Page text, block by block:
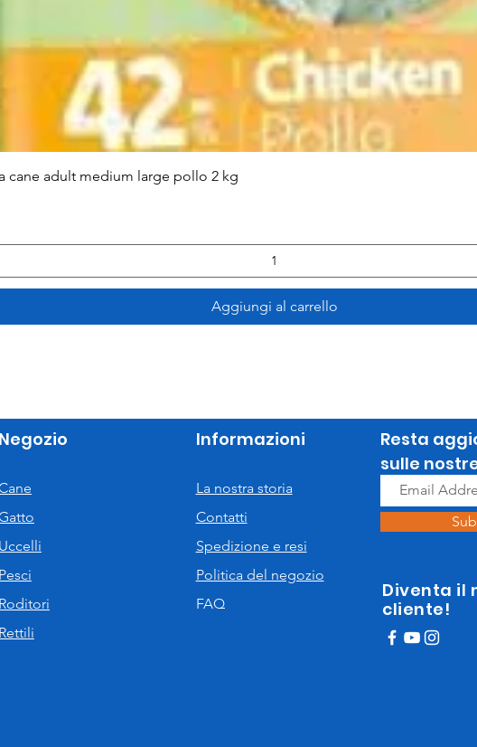
cane adult medium large pollo 2 kg
Aggiungi al carrello
Negozio
Uccelli
Pesci
Roditori
Rettili
Informazioni
La nostra storia
Contatti
Spedizione e resi
Politica del negozio
FAQ
Resta
sulle
Diventa il
cliente!